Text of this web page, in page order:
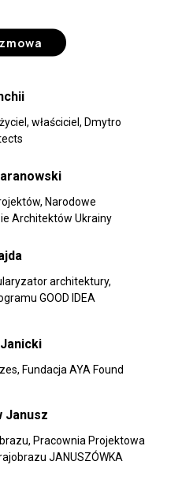
właściciel, Dmytro
Narodowe
Architektów Ukrainy
architektury,
GOOD IDEA
Fundacja AYA Found
Janusz
Pracownia Projektowa
JANUSZÓWKA